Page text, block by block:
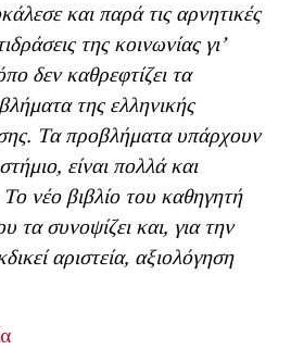
και παρά τις αρνητικές
της κοινωνίας γι’
δεν καθρεφτίζει τα
της ελληνικής
Τα προβλήματα υπάρχουν
είναι πολλά και
νέο βιβλίο του καθηγητή
τα συνοψίζει και, για την
αριστεία, αξιολόγηση